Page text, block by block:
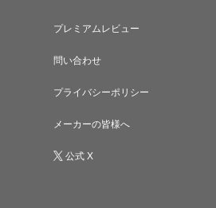
プレミアムレビュー
問い合わせ
プライバシーポリシー
メーカーの皆様へ
公式 X